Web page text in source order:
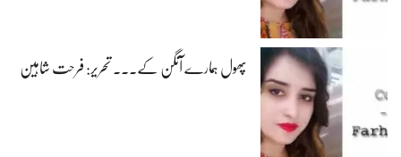
پھول ہمارے آنگن کے۔۔۔ تحریر: فرحت شاہین